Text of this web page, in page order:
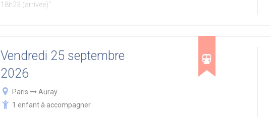
18h23 (arrivée)"
Vendredi 25 septembre
2026
Paris
Auray
1 enfant à accompagner